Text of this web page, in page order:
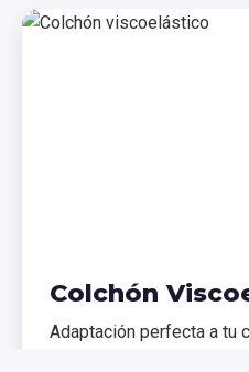
Colchón
Adaptación perfecta a tu